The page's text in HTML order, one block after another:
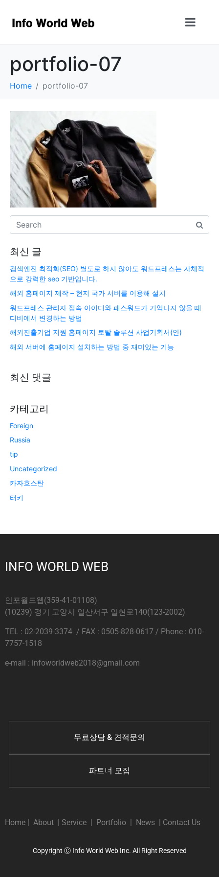
portfolio-07
Home portfolio-07
최신 글
검색엔진 최적화(SEO) 별도로 하지 않아도 워드프레스는 자체적
으로 강력한 seo 기반입니다.
해외 홈페이지 제작 – 현지 국가 서버를 이용해 설치
워드프레스 관리자 접속 아이디와 패스워드가 기억나지 않을 때
디비에서 변경하는 방법
해외진출기업 지원 홈페이지 토탈 솔루션 사업기획서(안)
해외 서버에 홈페이지 설치하는 방법 중 재미있는 기능
최신 댓글
카테고리
Foreign
Russia
tip
Uncategorized
카자흐스탄
터키
INFO WORLD WEB
인포월드웹(359-41-01108)
(10239) 경기 고양시 일산서구 일현로140(123-2002)
TEL : 02-2039-3374 / FAX : 0505-828-0617 / Phone : 010-
7757-1518
e-mail : infoworldweb2018@gmail.com
무료상담 & 견적문의
파트너 모집
Home | About | Service | Portfolio | News | Contact Us
Copyright Ⓒ Info World Web Inc. All Right Reserved